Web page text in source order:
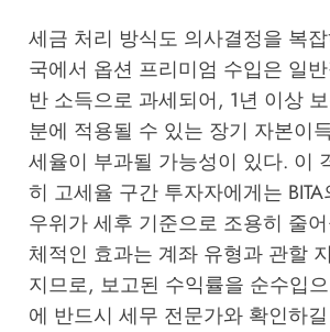
세금 처리 방식도 의사결정을 복
국에서 옵션 프리미엄 수입은 일
반 소득으로 과세되어, 1년 이상
분에 적용될 수 있는 장기 자본이
세율이 부과될 가능성이 있다. 이
히 고세율 구간 투자자에게는
우위가 세후 기준으로 조용히 줄
체적인 효과는 계좌 유형과 관할
지므로, 보고된 수익률을 순수입
에 반드시 세무 전문가와 확인하